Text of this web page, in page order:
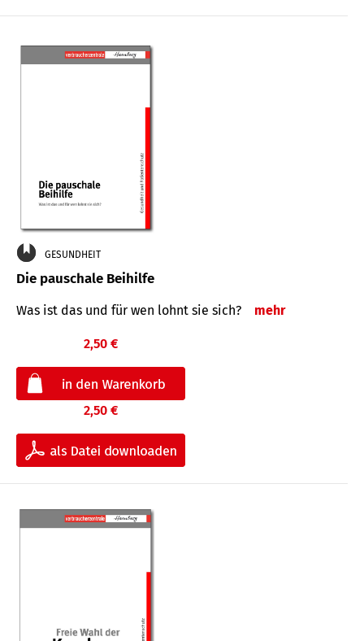
GESUNDHEIT
Die pauschale Beihilfe
Was ist das und für wen lohnt sie sich? mehr
2,50 €
2,50 €